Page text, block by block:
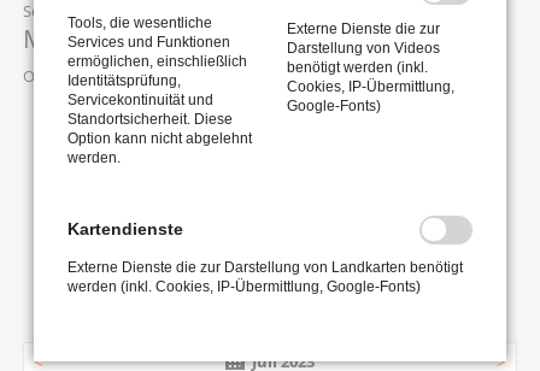
Sonntag,
Mittagskonzert „Orgel punkt Zwölf“
Ort: Stadtkirche St. Wenzel zu Naumburg
Seite 4 von 4
< Juli 2023 >
Tools, die wesentliche
Services und Funktionen
ermöglichen, einschließlich
Identitätsprüfung,
Servicekontinuität und
Standortsicherheit. Diese
Option kann nicht abgelehnt
werden.
Externe Dienste die zur
Darstellung von Videos
benötigt werden (inkl.
Cookies, IP-Übermittlung,
Google-Fonts)
Kartendienste
Externe Dienste die zur Darstellung von Landkarten benötigt
werden (inkl. Cookies, IP-Übermittlung, Google-Fonts)